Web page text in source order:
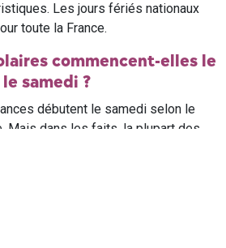
Les jours fériés nationaux
toute la France.
commencent-elles le
samedi ?
débutent le samedi selon le
Mais dans les faits, la plupart des